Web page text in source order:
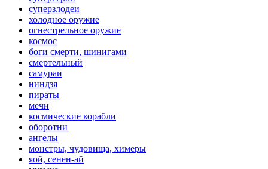
суперзлодеи
холодное оружие
огнестрельное оружие
космос
боги смерти, шинигами
смертельный
самураи
ниндзя
пираты
мечи
космические корабли
оборотни
ангелы
монстры, чудовища, химеры
яой, сенен-ай